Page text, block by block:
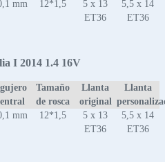
mm 12*1,5
5 x 13
ET36
5,5 x 14
ET36
I 2014 1.4 16V
Tamaño
de rosca
Llanta
original
Llanta
mm 12*1,5
5 x 13
ET36
5,5 x 14
ET36